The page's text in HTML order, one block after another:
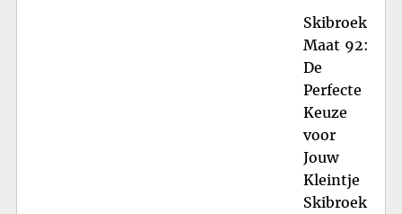
Skibroek
Maat 92:
De
Perfecte
Keuze
voor
Jouw
Kleintje
Skibroek